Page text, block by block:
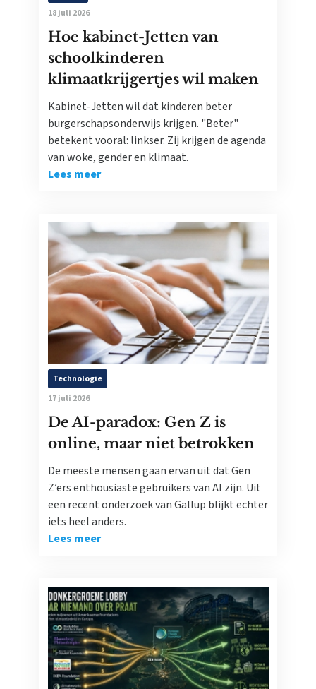
18 juli 2026
Hoe kabinet-Jetten van
schoolkinderen
klimaatkrijgertjes wil maken
Kabinet-Jetten wil dat kinderen beter
burgerschapsonderwijs krijgen. "Beter"
betekent vooral: linkser. Zij krijgen de agenda
van woke, gender en klimaat.
Lees meer
Technologie
17 juli 2026
De AI-paradox: Gen Z is
online, maar niet betrokken
De meeste mensen gaan ervan uit dat Gen
Z’ers enthousiaste gebruikers van AI zijn. Uit
een recent onderzoek van Gallup blijkt echter
iets heel anders.
Lees meer